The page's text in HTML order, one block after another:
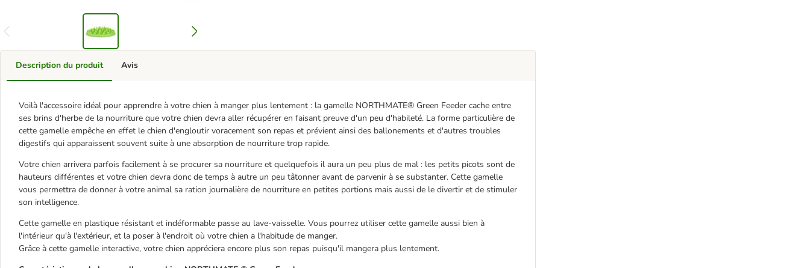
Description du produit
Voilà l'accessoire idéal pour apprendre à votre chien à manger plus lentement : la gamelle NORTHMATE® Green Feeder cache entre
ses brins d'herbe de la nourriture que votre chien devra aller récupérer en faisant preuve d'un peu d'habileté. La forme particulière de
cette gamelle empêche en effet le chien d'engloutir voracement son repas et prévient ainsi des ballonements et d'autres troubles
digestifs qui apparaissent souvent suite à une absorption de nourriture trop rapide.
Votre chien arrivera parfois facilement à se procurer sa nourriture et quelquefois il aura un peu plus de mal : les petits picots sont de
hauteurs différentes et votre chien devra donc de temps à autre un peu tâtonner avant de parvenir à se substanter. Cette gamelle
vous permettra de donner à votre animal sa ration journalière de nourriture en petites portions mais aussi de le divertir et de stimuler
son intelligence.
Cette gamelle en plastique résistant et indéformable passe au lave-vaisselle. Vous pourrez utiliser cette gamelle aussi bien à
l'intérieur qu'à l'extérieur, et la poser à l'endroit où votre chien a l'habitude de manger.
Grâce à cette gamelle interactive, votre chien appréciera encore plus son repas puisqu'il mangera plus lentement.
Avis